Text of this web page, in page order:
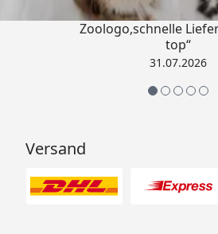
„Gute Erfahrung
Zoologo,schnelle
top“
31.07.2026
Versand